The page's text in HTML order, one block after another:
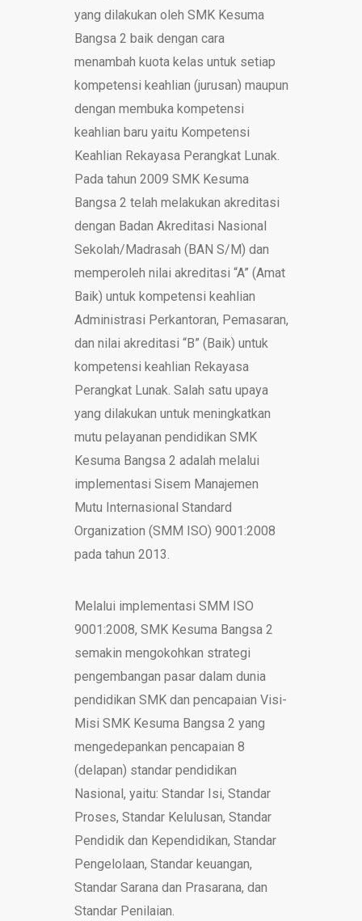
yang dilakukan oleh SMK Kesuma
Bangsa 2 baik dengan cara
menambah kuota kelas untuk setiap
kompetensi keahlian (jurusan) maupun
dengan membuka kompetensi
keahlian baru yaitu Kompetensi
Keahlian Rekayasa Perangkat Lunak.
Pada tahun 2009 SMK Kesuma
Bangsa 2 telah melakukan akreditasi
dengan Badan Akreditasi Nasional
Sekolah/Madrasah (BAN S/M) dan
memperoleh nilai akreditasi “A” (Amat
Baik) untuk kompetensi keahlian
Administrasi Perkantoran, Pemasaran,
dan nilai akreditasi “B” (Baik) untuk
kompetensi keahlian Rekayasa
Perangkat Lunak. Salah satu upaya
yang dilakukan untuk meningkatkan
mutu pelayanan pendidikan SMK
Kesuma Bangsa 2 adalah melalui
implementasi Sisem Manajemen
Mutu Internasional Standard
Organization (SMM ISO) 9001:2008
pada tahun 2013.
Melalui implementasi SMM ISO
9001:2008, SMK Kesuma Bangsa 2
semakin mengokohkan strategi
pengembangan pasar dalam dunia
pendidikan SMK dan pencapaian Visi-
Misi SMK Kesuma Bangsa 2 yang
mengedepankan pencapaian 8
(delapan) standar pendidikan
Nasional, yaitu: Standar Isi, Standar
Proses, Standar Kelulusan, Standar
Pendidik dan Kependidikan, Standar
Pengelolaan, Standar keuangan,
Standar Sarana dan Prasarana, dan
Standar Penilaian.